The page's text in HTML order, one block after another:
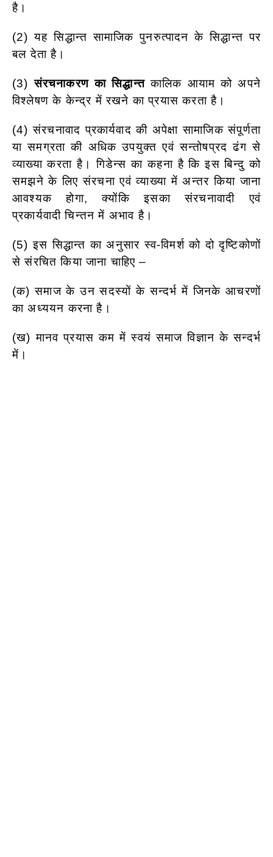
है।
(2) यह सिद्धान्त सामाजिक पुनरुत्पादन के सिद्धान्त पर
बल देता है।
(3)संरचनाकरण का सिद्धान्त कालिक आयाम को अपने
विश्लेषण के केन्द्र में रखने का प्रयास करता है।
(4) संरचनावाद प्रकार्यवाद की अपेक्षा सामाजिक संपूर्णता
या समग्रता की अधिक उपयुक्त एवं सन्तोषप्रद ढंग से
व्याख्या करता है। गिडेन्स का कहना है कि इस बिन्दु को
समझने के लिए संरचना एवं व्याख्या में अन्तर किया जाना
आवश्यक होगा, क्योंकि इसका संरचनावादी एवं
प्रकार्यवादी चिन्तन में अभाव है।
(5) इस सिद्धान्त का अनुसार स्व-विमर्श को दो दृष्टिकोणों
से संरचित किया जाना चाहिए –
(क) समाज के उन सदस्यों के सन्दर्भ में जिनके आचरणों
का अध्ययन करना है।
(ख) मानव प्रयास कम में स्वयं समाज विज्ञान के सन्दर्भ
में।